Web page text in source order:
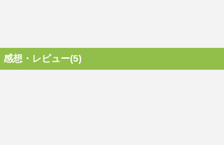
感想・レビュー(5)